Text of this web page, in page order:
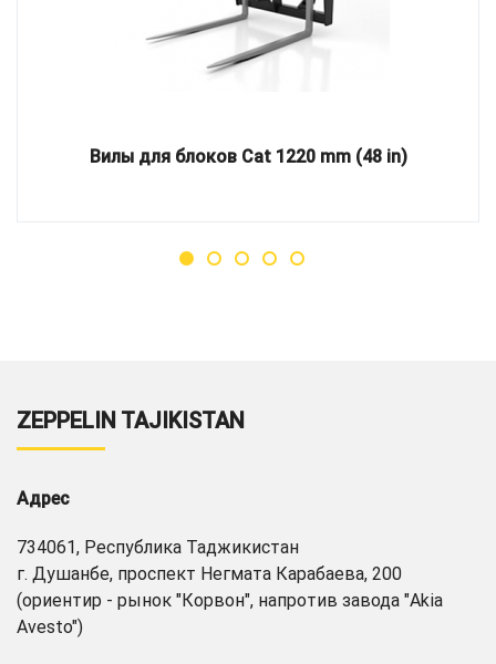
Вилы для блоков Cat 1220 mm (48 in)
ZEPPELIN TAJIKISTAN
Адрес
734061, Республика Таджикистан
г. Душанбе, проспект Негмата Карабаева, 200
(ориентир - рынок "Корвон", напротив завода "Akia
Avesto")